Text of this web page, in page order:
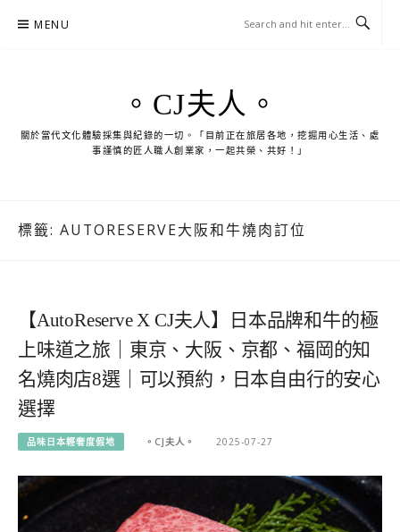
MENU
。CJ夫人。
關於當代文化體驗採集與紀錄的一切。「目前正在旅居各地，挖掘用心生活、處
事謹慎的匠人職人創業家，一起共榮、共好！」
標籤: AUTORESERVE大阪和牛燒肉訂位
【AutoReserve X CJ夫人】日本品牌和牛的極
上味道之旅｜東京、大阪、京都、福岡的知
名燒肉店8選｜可以預約，日本自由行的安心
選擇
品味日本輕奢度假地 。CJ夫人。 2025-07-27